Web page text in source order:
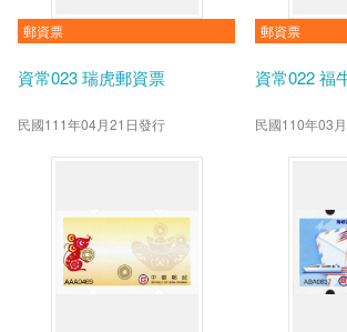
郵資票
資常023 瑞虎郵資票
民國111年04月21日發行
郵資票
資常022 福
民國110年03